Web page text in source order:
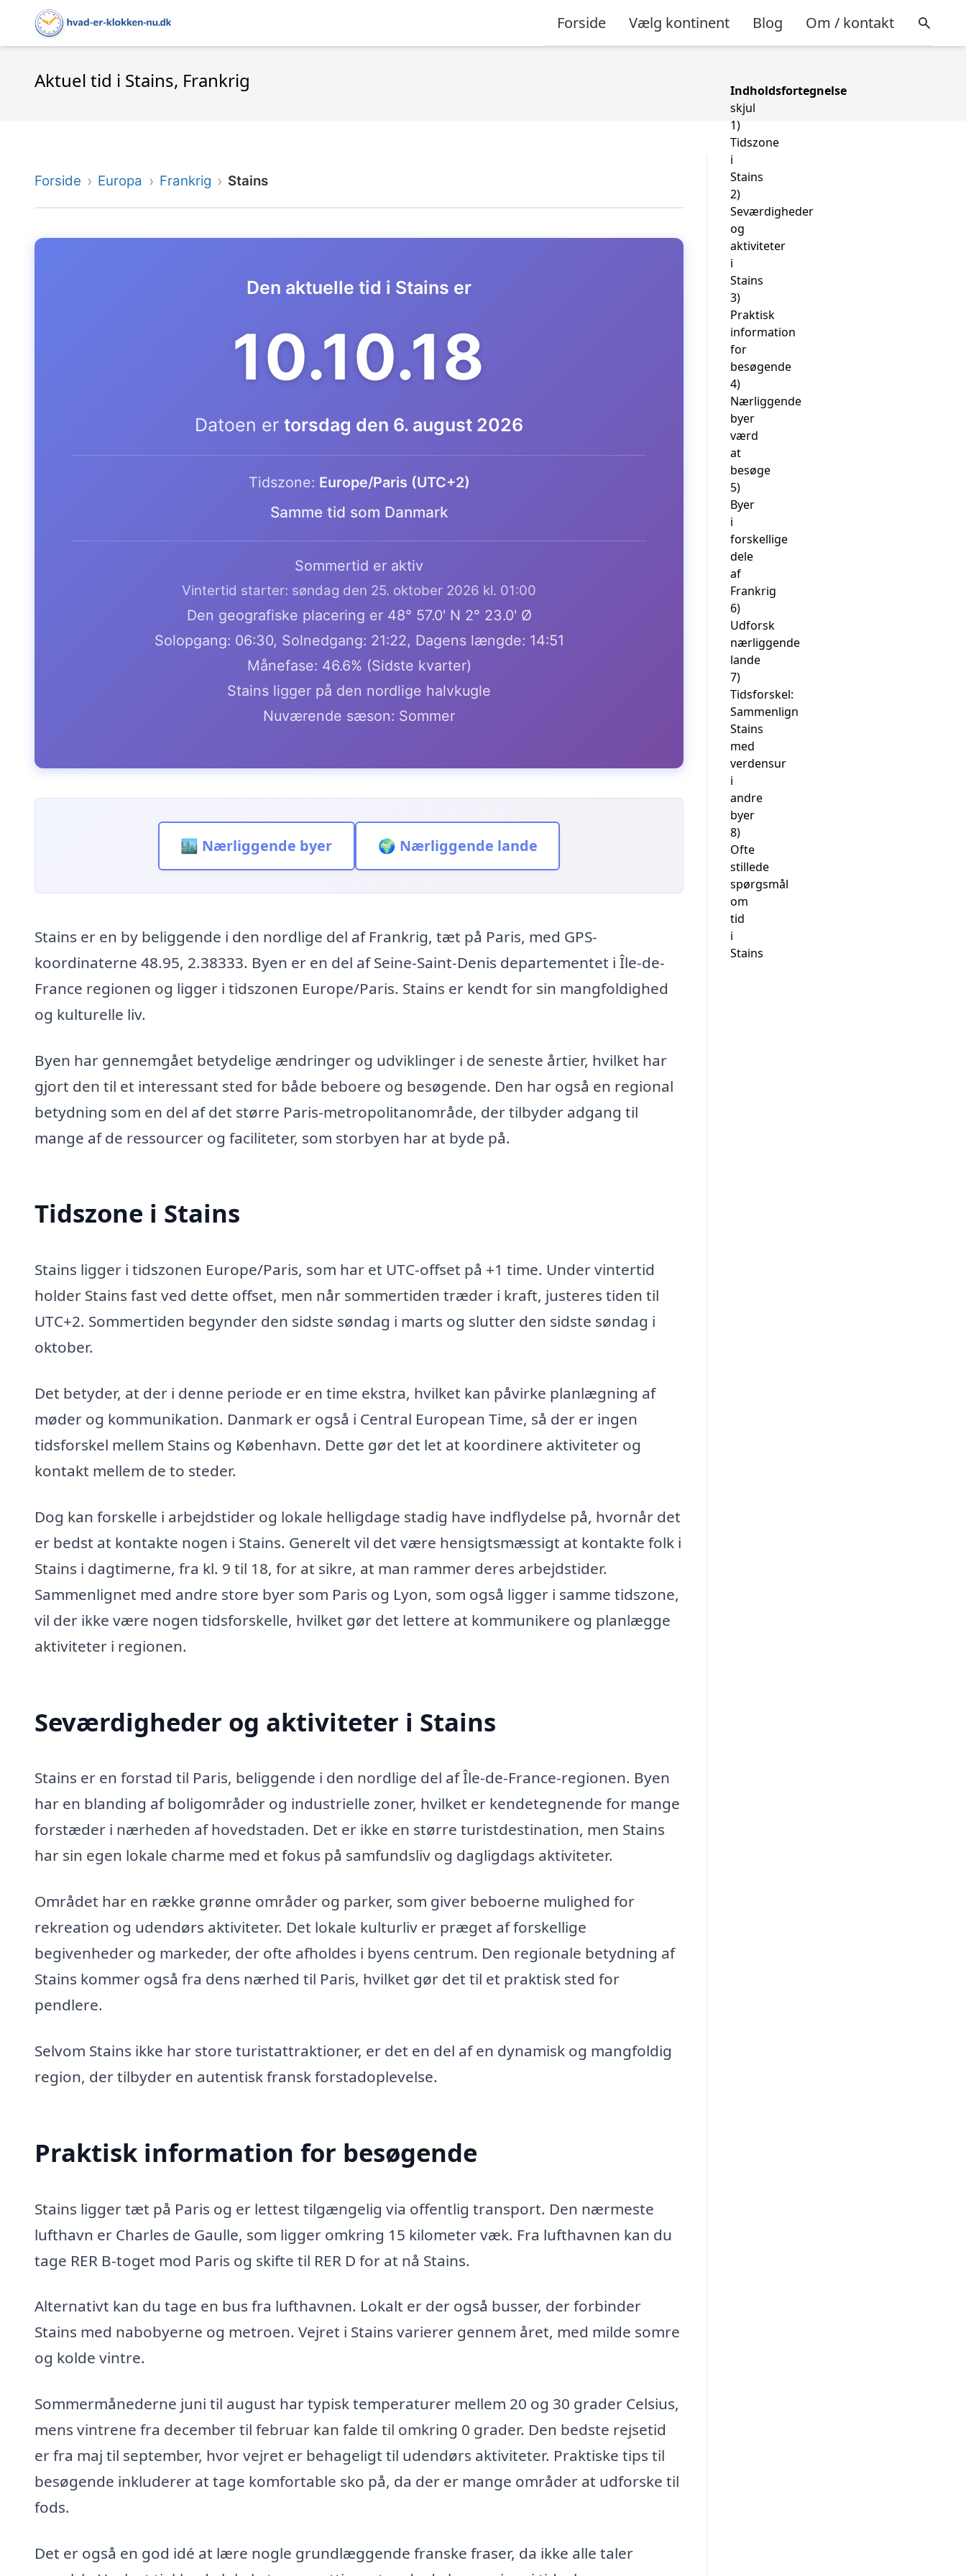
Forside Vælg kontinent Blog Om / kontakt
Aktuel tid i Stains, Frankrig
Forside Europa Frankrig Stains
Den aktuelle tid i Stains er
10.10.19
Datoen er torsdag den 6. august 2026
Tidszone: Europe/Paris (UTC+2)
Samme tid som Danmark
Sommertid er aktiv
Vintertid starter: søndag den 25. oktober 2026 kl. 01:00
Den geografiske placering er 48° 57.0' N 2° 23.0' Ø
Solopgang: 06:30, Solnedgang: 21:22, Dagens længde: 14:51
Månefase: 46.6% (Sidste kvarter)
Stains ligger på den nordlige halvkugle
Nuværende sæson: Sommer
🏙️ Nærliggende byer 🌍 Nærliggende lande
Stains er en by beliggende i den nordlige del af Frankrig, tæt på Paris, med GPS-
koordinaterne 48.95, 2.38333. Byen er en del af Seine-Saint-Denis departementet i Île-de-
France regionen og ligger i tidszonen Europe/Paris. Stains er kendt for sin mangfoldighed
og kulturelle liv.
Byen har gennemgået betydelige ændringer og udviklinger i de seneste årtier, hvilket har
gjort den til et interessant sted for både beboere og besøgende. Den har også en regional
betydning som en del af det større Paris-metropolitanområde, der tilbyder adgang til
mange af de ressourcer og faciliteter, som storbyen har at byde på.
Tidszone i Stains
Stains ligger i tidszonen Europe/Paris, som har et UTC-offset på +1 time. Under vintertid
holder Stains fast ved dette offset, men når sommertiden træder i kraft, justeres tiden til
UTC+2. Sommertiden begynder den sidste søndag i marts og slutter den sidste søndag i
oktober.
Det betyder, at der i denne periode er en time ekstra, hvilket kan påvirke planlægning af
møder og kommunikation. Danmark er også i Central European Time, så der er ingen
tidsforskel mellem Stains og København. Dette gør det let at koordinere aktiviteter og
kontakt mellem de to steder.
Dog kan forskelle i arbejdstider og lokale helligdage stadig have indflydelse på, hvornår det
er bedst at kontakte nogen i Stains. Generelt vil det være hensigtsmæssigt at kontakte folk i
Stains i dagtimerne, fra kl. 9 til 18, for at sikre, at man rammer deres arbejdstider.
Sammenlignet med andre store byer som Paris og Lyon, som også ligger i samme tidszone,
vil der ikke være nogen tidsforskelle, hvilket gør det lettere at kommunikere og planlægge
aktiviteter i regionen.
Seværdigheder og aktiviteter i Stains
Stains er en forstad til Paris, beliggende i den nordlige del af Île-de-France-regionen. Byen
har en blanding af boligområder og industrielle zoner, hvilket er kendetegnende for mange
forstæder i nærheden af hovedstaden. Det er ikke en større turistdestination, men Stains
har sin egen lokale charme med et fokus på samfundsliv og dagligdags aktiviteter.
Området har en række grønne områder og parker, som giver beboerne mulighed for
rekreation og udendørs aktiviteter. Det lokale kulturliv er præget af forskellige
begivenheder og markeder, der ofte afholdes i byens centrum. Den regionale betydning af
Stains kommer også fra dens nærhed til Paris, hvilket gør det til et praktisk sted for
pendlere.
Selvom Stains ikke har store turistattraktioner, er det en del af en dynamisk og mangfoldig
region, der tilbyder en autentisk fransk forstadoplevelse.
Praktisk information for besøgende
Stains ligger tæt på Paris og er lettest tilgængelig via offentlig transport. Den nærmeste
lufthavn er Charles de Gaulle, som ligger omkring 15 kilometer væk. Fra lufthavnen kan du
tage RER B-toget mod Paris og skifte til RER D for at nå Stains.
Alternativt kan du tage en bus fra lufthavnen. Lokalt er der også busser, der forbinder
Stains med nabobyerne og metroen. Vejret i Stains varierer gennem året, med milde somre
og kolde vintre.
Sommermånederne juni til august har typisk temperaturer mellem 20 og 30 grader Celsius,
mens vintrene fra december til februar kan falde til omkring 0 grader. Den bedste rejsetid
er fra maj til september, hvor vejret er behageligt til udendørs aktiviteter. Praktiske tips til
besøgende inkluderer at tage komfortable sko på, da der er mange områder at udforske til
fods.
Det er også en god idé at lære nogle grundlæggende franske fraser, da ikke alle taler
Indholdsfortegnelse
skjul
1)
Tidszone
i
Stains
2)
Seværdigheder
og
aktiviteter
i
Stains
3)
Praktisk
information
for
besøgende
4)
Nærliggende
byer
værd
at
besøge
5)
Byer
i
forskellige
dele
af
Frankrig
6)
Udforsk
nærliggende
lande
7)
Tidsforskel:
Sammenlign
Stains
med
verdensur
i
andre
byer
8)
Ofte
stillede
spørgsmål
om
tid
i
Stains